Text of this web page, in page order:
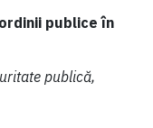
publice în
publică,